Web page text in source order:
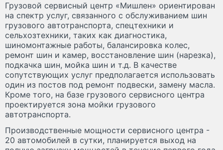
Грузовой сервисный центр «Мишлен» ориентирован
на спектр услуг, связанного с обслуживанием шин
грузового автотранспорта, спецтехники и
сельхозтехники, таких как диагностика,
шиномонтажные работы, балансировка колес,
ремонт шин и камер, восстановление шин (нарезка),
подкачка шин, мойка шин и т.д. В качестве
сопутствующих услуг предполагается использовать
один из постов под ремонт подвески, замену масла.
Кроме того, на базе грузового сервисного центра
проектируется зона мойки грузового
автотранспорта.
Производственные мощности сервисного центра -
20 автомобилей в сутки, планируется выход на